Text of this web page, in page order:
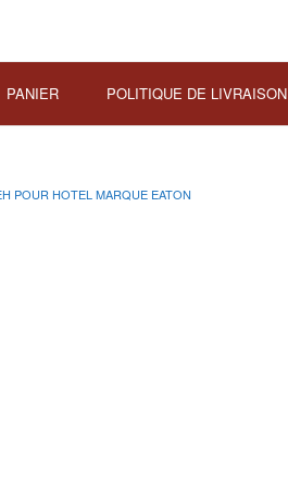
PANIER POLITIQUE DE LIVRAISON
POUR HOTEL MARQUE EATON